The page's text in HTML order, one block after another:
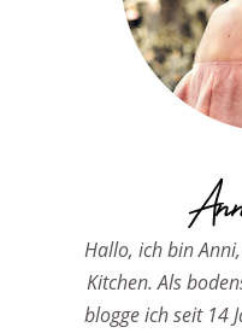
Hallo, ich bin
Kitchen. Als
blogge ich seit 14